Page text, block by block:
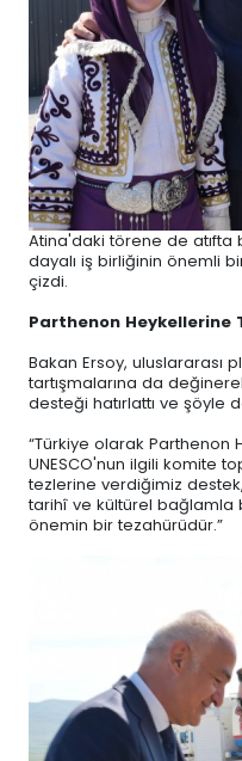
Atina'daki törene de atıfta
dayalı iş birliğinin önemli
çizdi.
Parthenon Heykellerine
Bakan Ersoy, uluslararası
tartışmalarına da
desteği hatırlattı ve şöyle
“Türkiye olarak Parthenon
UNESCO'nun ilgili komite
tezlerine verdiğimiz destek,
tarihî ve kültürel bağlamla
önemin bir tezahürüdür.”